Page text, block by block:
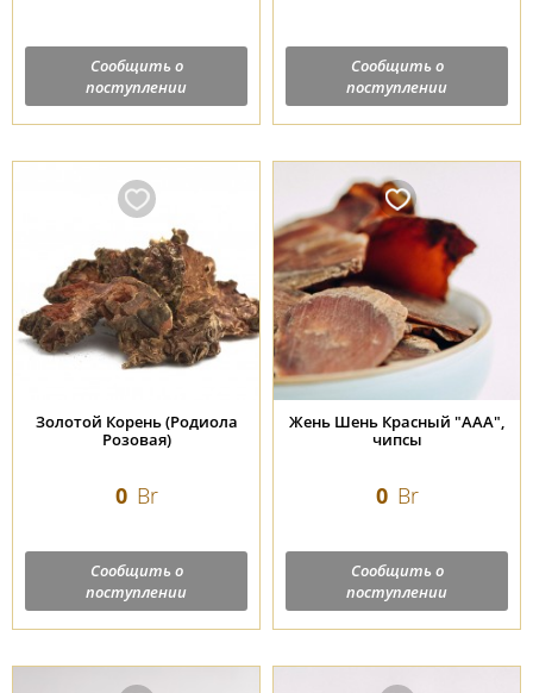
Сообщить о
поступлении
Сообщить о
поступлении
Золотой Корень (Родиола
Розовая)
0 Br
Сообщить о
поступлении
Жень Шень Красный "ААА",
чипсы
0 Br
Сообщить о
поступлении